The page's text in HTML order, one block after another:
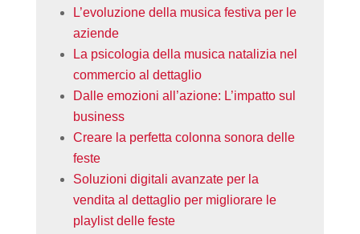
L’evoluzione della musica festiva per le
aziende
La psicologia della musica natalizia nel
commercio al dettaglio
Dalle emozioni all’azione: L’impatto sul
business
Creare la perfetta colonna sonora delle
feste
Soluzioni digitali avanzate per la
vendita al dettaglio per migliorare le
playlist delle feste